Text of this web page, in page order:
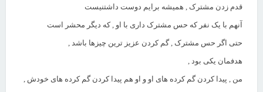
قدم زدن مشترک , همیشه برایم دوست داشتنیست
آنهم با یک نفر که حس مشترک داری با او , که دیگر محشر است
حتی اگر حس مشترک , گم کردن عزیز ترین چیزها باشد ,
هدفمان یکی بود ,
من , پیدا کردن گم کرده های او و او هم پیدا کردن گم کرده های خودش ,